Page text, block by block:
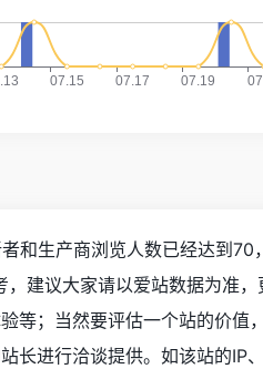
和生产商浏览人数已经达到
，建议大家请以爱站数据为准
等；当然要评估一个站的价
长进行洽谈提供。如该站的IP